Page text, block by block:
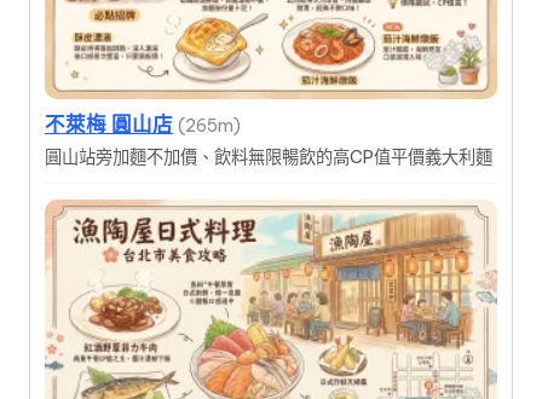
不萊梅 圓山店 (265m)
圓山站旁加麵不加價、飲料無限暢飲的高CP值平價義大利麵